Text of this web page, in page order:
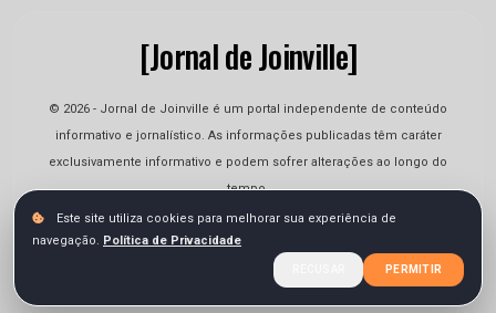
[Jornal de Joinville]
© 2026 - Jornal de Joinville é um portal independente de conteúdo
informativo e jornalístico. As informações publicadas têm caráter
exclusivamente informativo e podem sofrer alterações ao longo do
tempo.
Quem Somos Contato
Este site utiliza cookies para melhorar sua experiência de
navegação. Política de Privacidade
PERMITIR